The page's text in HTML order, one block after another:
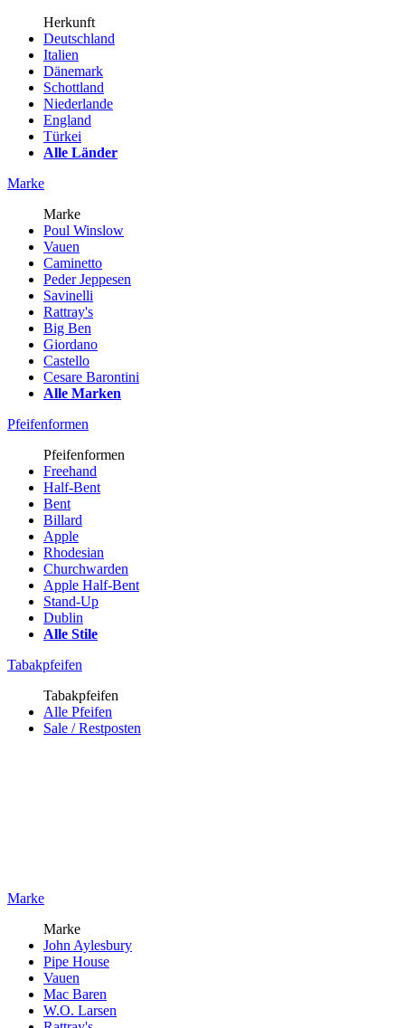
Herkunft
Deutschland
Italien
Dänemark
Schottland
Niederlande
England
Türkei
Alle Länder
Marke
Marke
Poul Winslow
Vauen
Caminetto
Peder Jeppesen
Savinelli
Rattray's
Big Ben
Giordano
Castello
Cesare Barontini
Alle Marken
Pfeifenformen
Pfeifenformen
Freehand
Half-Bent
Bent
Billard
Apple
Rhodesian
Churchwarden
Apple Half-Bent
Stand-Up
Dublin
Alle Stile
Tabakpfeifen
Tabakpfeifen
Alle Pfeifen
Sale / Restposten
Marke
Marke
John Aylesbury
Pipe House
Vauen
Mac Baren
W.O. Larsen